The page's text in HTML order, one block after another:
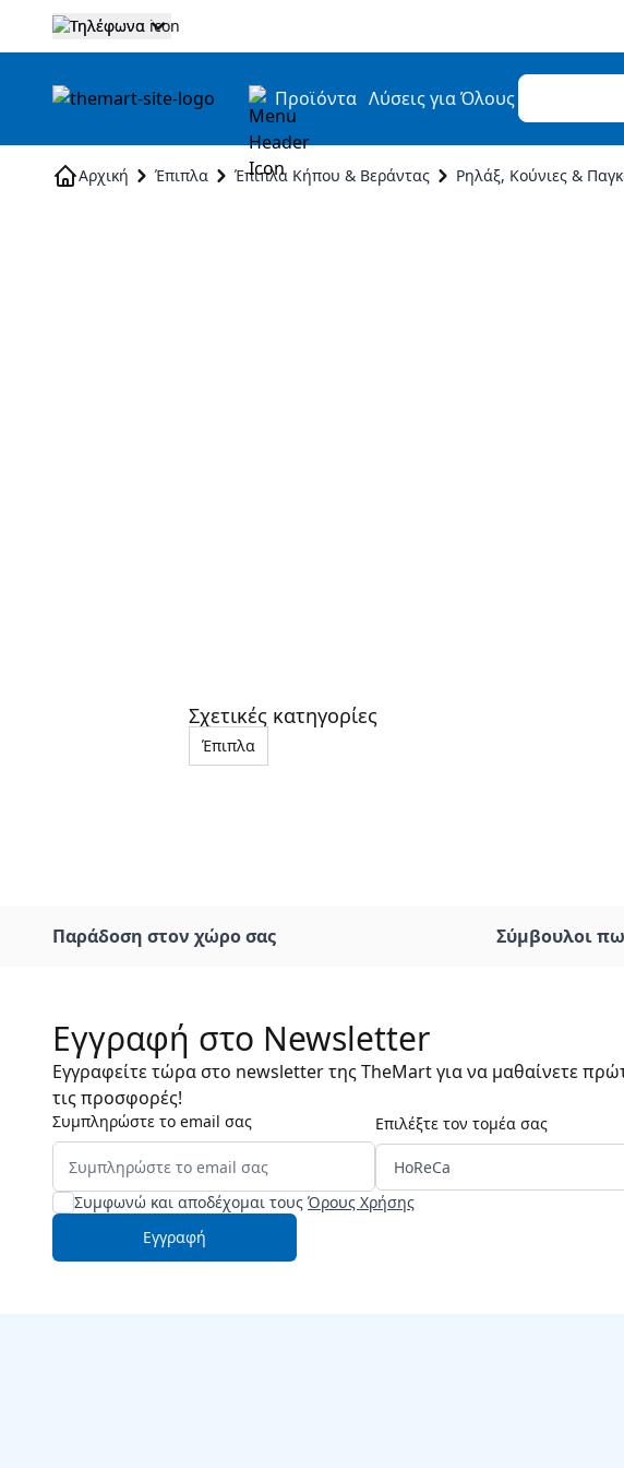
Τηλέφωνα
Προϊόντα Λύσεις για Όλους
Αρχική Έπιπλα Έπιπλα Κήπου & Βεράντας Ρηλάξ, Κούνιες &
Σχετικές κατηγορίες
Έπιπλα
Παράδοση στον χώρο σας Σύμβουλοι
Εγγραφή στο Newsletter
Εγγραφείτε τώρα στο newsletter της TheMart για να μαθαίνετε
τις προσφορές!
Συμπληρώστε το email σας Επιλέξτε τον τομέα σας
Συμφωνώ και αποδέχομαι τους Όρους Χρήσης
Εγγραφή